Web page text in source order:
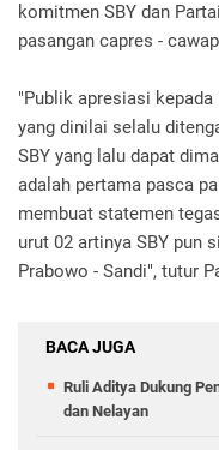
komitmen SBY dan
pasangan capres -
"Publik apresiasi
yang dinilai selalu
SBY yang lalu dapat
adalah pertama pasca
membuat statemen
urut 02 artinya SBY pun
Prabowo - Sandi", tutur
BACA JUGA
Ruli Aditya Dukung
dan Nelayan